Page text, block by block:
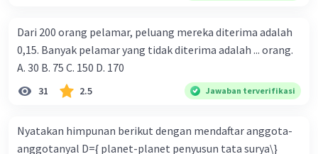
Dari 200 orang pelamar, peluang mereka diterima adalah
0,15. Banyak pelamar yang tidak diterima adalah ... orang.
A. 30 B. 75 C. 150 D. 170
31 2.5 Jawaban terverifikasi
Nyatakan himpunan berikut dengan mendaftar anggota-
anggotanyal D={ planet-planet penyusun tata surya\}